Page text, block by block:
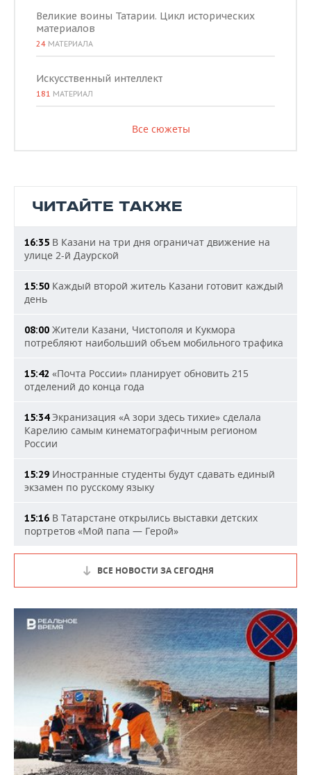
Великие воины Татарии. Цикл исторических
материалов
24 МАТЕРИАЛА
Искусственный интеллект
181 МАТЕРИАЛ
Все сюжеты
ЧИТАЙТЕ ТАКЖЕ
16:35 В Казани на три дня ограничат движение на
улице 2-й Даурской
15:50 Каждый второй житель Казани готовит каждый
день
08:00 Жители Казани, Чистополя и Кукмора
потребляют наибольший объем мобильного трафика
15:42 «Почта России» планирует обновить 215
отделений до конца года
15:34Экранизация «А зори здесь тихие» сделала
Карелию самым кинематографичным регионом
России
15:29 Иностранные студенты будут сдавать единый
экзамен по русскому языку
15:16 В Татарстане открылись выставки детских
портретов «Мой папа — Герой»
ВСЕ НОВОСТИ ЗА СЕГОДНЯ